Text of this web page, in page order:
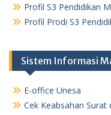
Profil S3 Pendidikan
Profil Prodi S3
Sistem Informasi
E-office Unesa
Cek Keabsahan